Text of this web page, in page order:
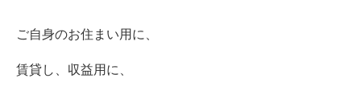
ご自身のお住まい用に、
賃貸し、収益用に、